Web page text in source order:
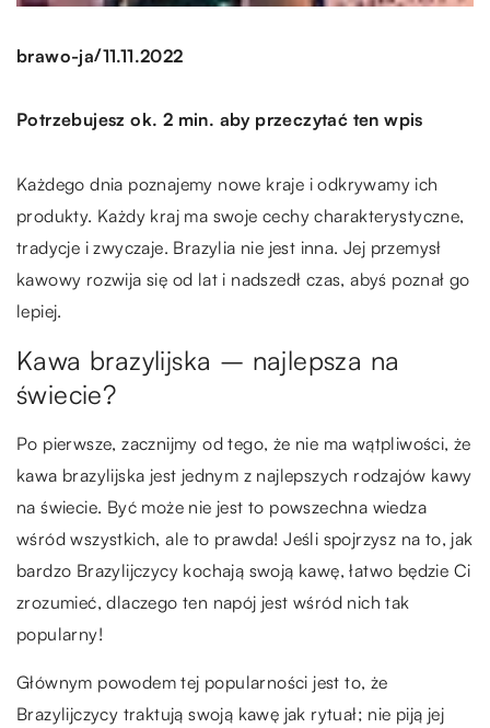
brawo-ja/11.11.2022
Potrzebujesz ok. 2 min. aby przeczytać ten wpis
Każdego dnia poznajemy nowe kraje i odkrywamy ich
produkty. Każdy kraj ma swoje cechy charakterystyczne,
tradycje i zwyczaje. Brazylia nie jest inna. Jej przemysł
kawowy rozwija się od lat i nadszedł czas, abyś poznał go
lepiej.
Kawa brazylijska – najlepsza na
świecie?
Po pierwsze, zacznijmy od tego, że nie ma wątpliwości, że
kawa brazylijska jest jednym z najlepszych rodzajów kawy
na świecie. Być może nie jest to powszechna wiedza
wśród wszystkich, ale to prawda! Jeśli spojrzysz na to, jak
bardzo Brazylijczycy kochają swoją kawę, łatwo będzie Ci
zrozumieć, dlaczego ten napój jest wśród nich tak
popularny!
Głównym powodem tej popularności jest to, że
Brazylijczycy traktują swoją kawę jak rytuał; nie piją jej